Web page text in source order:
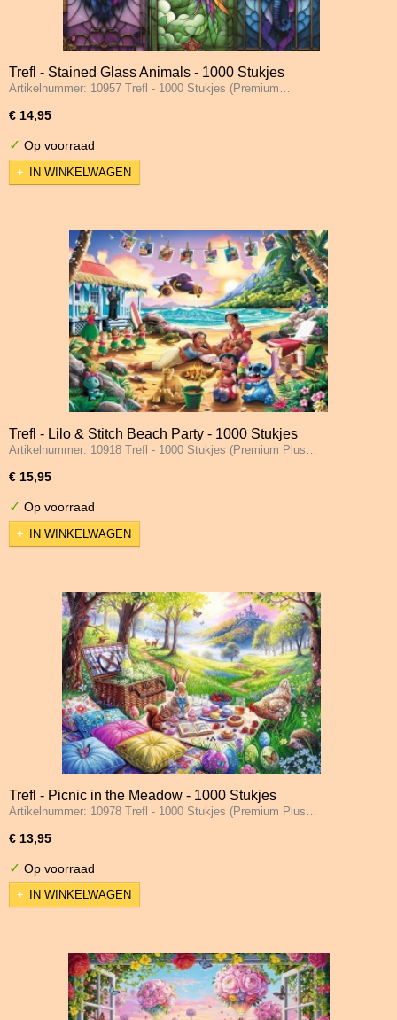
Trefl - Stained Glass Animals - 1000 Stukjes
Artikelnummer: 10957 Trefl - 1000 Stukjes (Premium…
€ 14,95
✓ Op voorraad
IN WINKELWAGEN
Trefl - Lilo & Stitch Beach Party - 1000 Stukjes
Artikelnummer: 10918 Trefl - 1000 Stukjes (Premium Plus…
€ 15,95
✓ Op voorraad
IN WINKELWAGEN
Trefl - Picnic in the Meadow - 1000 Stukjes
Artikelnummer: 10978 Trefl - 1000 Stukjes (Premium Plus…
€ 13,95
✓ Op voorraad
IN WINKELWAGEN